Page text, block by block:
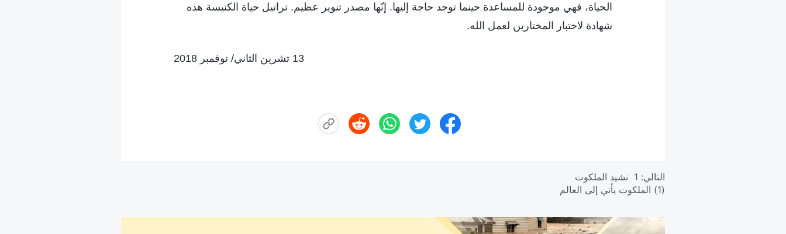
الحياة، فهي موجودة للمساعدة حينما توجد حاجة إليها. إنّها مصدر تنوير عظيم. تراتيل حياة الكنيسة هذه
شهادة لاختبار المختارين لعمل الله.
13 تشرين الثاني/ نوفمبر 2018
التالي: 1 نشيد الملكوت
(1) الملكوت يأتي إلى العالم